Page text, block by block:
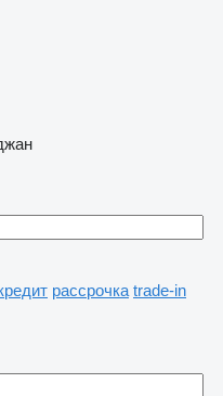
рассрочка trade-in